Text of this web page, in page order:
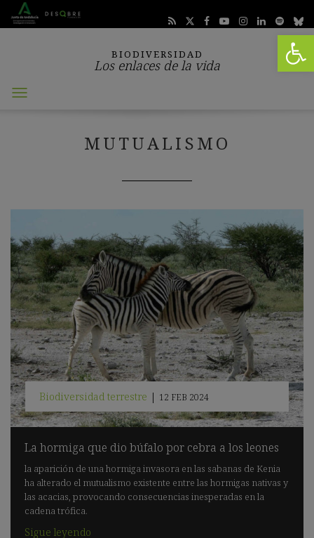
Abrir
BIODIVERSIDAD
Los enlaces de la vida
Abrir
MUTUALISMO
Biodiversidad terrestre | 12 FEB 2024
La hormiga que dio búfalo por cebra a los leones
la aparición de una hormiga invasora en las sabanas de Kenia
ha alterado el mutualismo existente entre las hormigas nativas y
las acacias, provocando consecuencias inesperadas en la
cadena trófica.
Sigue leyendo